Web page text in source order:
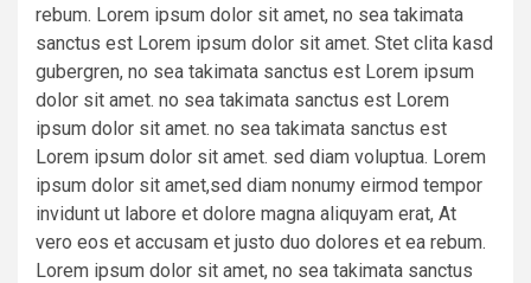
rebum. Lorem ipsum dolor sit amet, no sea takimata
sanctus est Lorem ipsum dolor sit amet. Stet clita kasd
gubergren, no sea takimata sanctus est Lorem ipsum
dolor sit amet. no sea takimata sanctus est Lorem
ipsum dolor sit amet. no sea takimata sanctus est
Lorem ipsum dolor sit amet. sed diam voluptua. Lorem
ipsum dolor sit amet,sed diam nonumy eirmod tempor
invidunt ut labore et dolore magna aliquyam erat, At
vero eos et accusam et justo duo dolores et ea rebum.
Lorem ipsum dolor sit amet, no sea takimata sanctus